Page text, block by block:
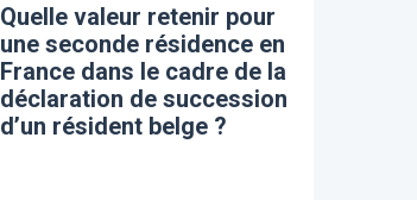
Quelle valeur retenir pour
une seconde résidence en
France dans le cadre de la
déclaration de succession
d’un résident belge ?